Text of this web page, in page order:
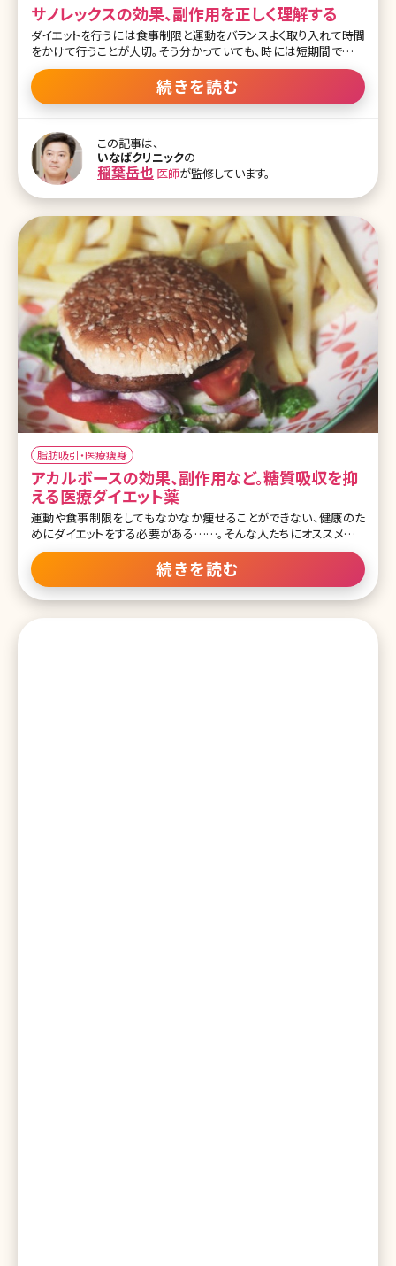
サノレックスの効果、副作用を正しく理解する
ダイエットを行うには食事制限と運動をバランスよく取り入れて時間
をかけて行うことが大切。そう分かっていても、時には短期間で痩せ
たい!というときがありますよね。また頑張ってもダイエットが成功しな
い場合、心が折れてしまいそうになることも。そんな悩み多きダイエッ
ターたちの間で話題を集めているのが痩せる薬・サノレックスです。
ックスの効果や副作用について詳しく紹介していきます。 目次 1.サノ
レックスってどんな薬? 1-1.痩せ薬・ダイエットピルとは 1-2.サノレック
スの効果 1-3.サノレックスの副作用 2.サノレックスで痩せるために 2-
1.サノレックスの入手方法 2-2.サノレックスの正しい飲み方 2-3.サノ
レックスの口コミ 3.まとめ〜サノ
続きを読む
この記事は、
いなばクリニックの
稲葉岳也 医師が監修しています。
脂肪吸引・医療痩身
アカルボースの効果、副作用など。糖質吸収を抑
える医療ダイエット薬
運動や食事制限をしてもなかなか痩せることができない、健康のた
めにダイエットをする必要がある……。そんな人たちにオススメのメ
ディカルダイエット。食欲抑制効果のあるサノレックスやBBXといった
内服薬の他、糖質の吸収を抑えてダイエット効果をもたらしてくれる
のがアカルボース（製品名グルコバイ）という医薬品です。ダイエット
中でもご飯やパン、麺類など炭水化物を減らすのが難しいという方に
続きを読む